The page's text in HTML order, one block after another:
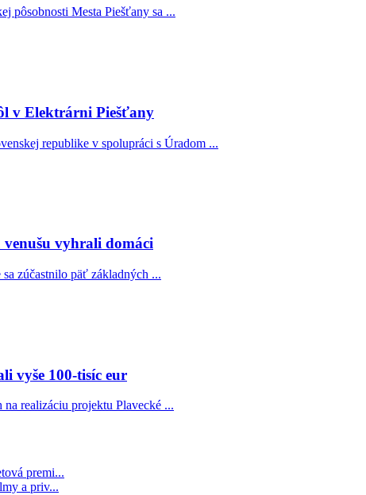
pôsobnosti Mesta Piešťany sa ...
v Elektrárni Piešťany
republike v spolupráci s Úradom ...
vyhrali domáci
zúčastnilo päť základných ...
vyše 100-tisíc eur
realizáciu projektu Plavecké ...
premi...
a priv...